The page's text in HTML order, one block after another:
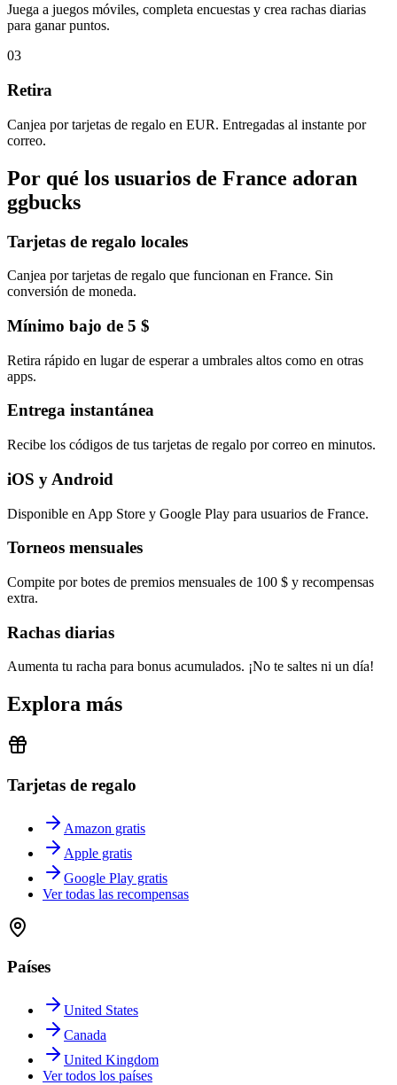
Juega a juegos móviles, completa encuestas y crea rachas diarias
para ganar puntos.
03
Retira
Canjea por tarjetas de regalo en EUR. Entregadas al instante por
correo.
Por qué los usuarios de France adoran
ggbucks
Tarjetas de regalo locales
Canjea por tarjetas de regalo que funcionan en France. Sin
conversión de moneda.
Mínimo bajo de 5 $
Retira rápido en lugar de esperar a umbrales altos como en otras
apps.
Entrega instantánea
Recibe los códigos de tus tarjetas de regalo por correo en minutos.
iOS y Android
Disponible en App Store y Google Play para usuarios de France.
Torneos mensuales
Compite por botes de premios mensuales de 100 $ y recompensas
extra.
Rachas diarias
Aumenta tu racha para bonus acumulados. ¡No te saltes ni un día!
Explora más
Tarjetas de regalo
Amazon gratis
Apple gratis
Google Play gratis
Ver todas las recompensas
Países
United States
Canada
United Kingdom
Ver todos los países